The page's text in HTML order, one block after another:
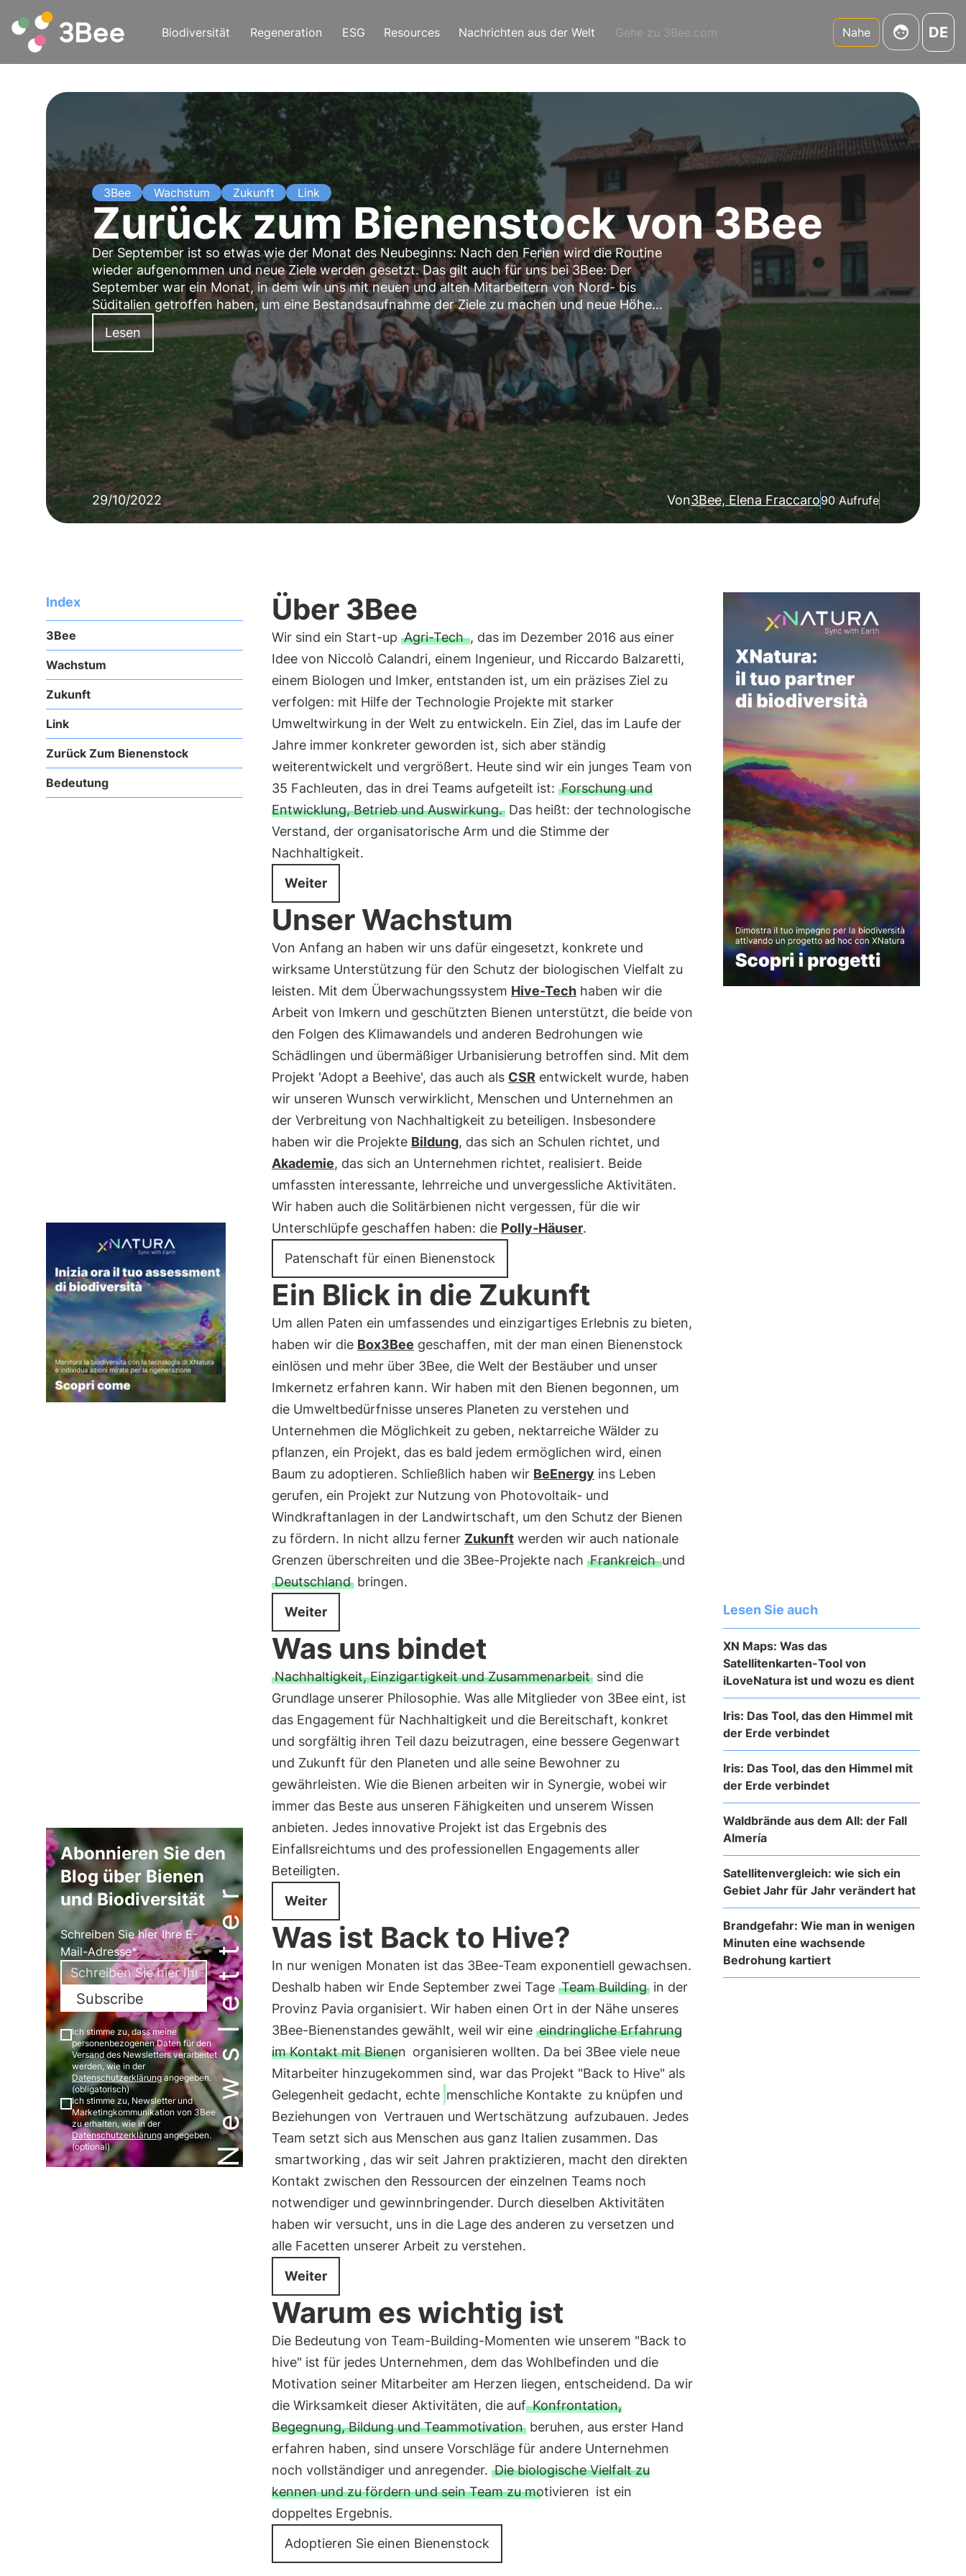
Biodiversität Regeneration ESG Resources Nachrichten aus der Welt Gehe zu 3Bee.com Nahe DE
3Bee Wachstum Zukunft Link
Zurück zum Bienenstock von 3Bee
Der September ist so etwas wie der Monat des Neubeginns: Nach den Ferien wird die Routine
wieder aufgenommen und neue Ziele werden gesetzt. Das gilt auch für uns bei 3Bee: Der
September war ein Monat, in dem wir uns mit neuen und alten Mitarbeitern von Nord- bis
Süditalien getroffen haben, um eine Bestandsaufnahme der Ziele zu machen und neue Höhen
zu erklimmen.
Lesen
29/10/2022 Von3Bee, Elena Fraccaro90 Aufrufe
Index
3Bee
Wachstum
Zukunft
Link
Zurück Zum Bienenstock
Bedeutung
Newsletter
Abonnieren Sie den
Blog über Bienen
und Biodiversität
Schreiben Sie hier Ihre E-
Mail-Adresse*
Subscribe
Ich stimme zu, dass meine
personenbezogenen Daten für den
Versand des Newsletters verarbeitet
werden, wie in der
Datenschutzerklärungangegeben.
(obligatorisch)
Ich stimme zu, Newsletter und
Marketingkommunikation von 3Bee
zu erhalten, wie in der
Datenschutzerklärung angegeben.
(optional)
Über 3Bee
Wir sind ein Start-up Agri-Tech, das im Dezember 2016 aus einer
Idee von Niccolò Calandri, einem Ingenieur, und Riccardo Balzaretti,
einem Biologen und Imker, entstanden ist, um ein präzises Ziel zu
verfolgen: mit Hilfe der Technologie Projekte mit starker
Umweltwirkung in der Welt zu entwickeln. Ein Ziel, das im Laufe der
Jahre immer konkreter geworden ist, sich aber ständig
weiterentwickelt und vergrößert. Heute sind wir ein junges Team von
35 Fachleuten, das in drei Teams aufgeteilt ist: Forschung und
Entwicklung, Betrieb und Auswirkung.Das heißt: der technologische
Verstand, der organisatorische Arm und die Stimme der
Nachhaltigkeit.
Weiter
Unser Wachstum
Von Anfang an haben wir uns dafür eingesetzt, konkrete und
wirksame Unterstützung für den Schutz der biologischen Vielfalt zu
leisten. Mit dem Überwachungssystem Hive-Techhaben wir die
Arbeit von Imkern und geschützten Bienen unterstützt, die beide von
den Folgen des Klimawandels und anderen Bedrohungen wie
Schädlingen und übermäßiger Urbanisierung betroffen sind. Mit dem
Projekt 'Adopt a Beehive', das auch als CSR entwickelt wurde, haben
wir unseren Wunsch verwirklicht, Menschen und Unternehmen an
der Verbreitung von Nachhaltigkeit zu beteiligen. Insbesondere
haben wir die Projekte Bildung, das sich an Schulen richtet, und
Akademie, das sich an Unternehmen richtet, realisiert. Beide
umfassten interessante, lehrreiche und unvergessliche Aktivitäten.
Wir haben auch die Solitärbienen nicht vergessen, für die wir
Unterschlüpfe geschaffen haben: die Polly-Häuser.
Patenschaft für einen Bienenstock
Ein Blick in die Zukunft
Um allen Paten ein umfassendes und einzigartiges Erlebnis zu bieten,
haben wir die Box3Bee geschaffen, mit der man einen Bienenstock
einlösen und mehr über 3Bee, die Welt der Bestäuber und unser
Imkernetz erfahren kann. Wir haben mit den Bienen begonnen, um
die Umweltbedürfnisse unseres Planeten zu verstehen und
Unternehmen die Möglichkeit zu geben, nektarreiche Wälder zu
pflanzen, ein Projekt, das es bald jedem ermöglichen wird, einen
Baum zu adoptieren. Schließlich haben wir BeEnergy ins Leben
gerufen, ein Projekt zur Nutzung von Photovoltaik- und
Windkraftanlagen in der Landwirtschaft, um den Schutz der Bienen
zu fördern. In nicht allzu ferner Zukunftwerden wir auch nationale
Grenzen überschreiten und die 3Bee-Projekte nach Frankreichund
Deutschlandbringen.
Weiter
Was uns bindet
Nachhaltigkeit, Einzigartigkeit und Zusammenarbeitsind die
Grundlage unserer Philosophie. Was alle Mitglieder von 3Bee eint, ist
das Engagement für Nachhaltigkeit und die Bereitschaft, konkret
und sorgfältig ihren Teil dazu beizutragen, eine bessere Gegenwart
und Zukunft für den Planeten und alle seine Bewohner zu
gewährleisten. Wie die Bienen arbeiten wir in Synergie, wobei wir
immer das Beste aus unseren Fähigkeiten und unserem Wissen
anbieten. Jedes innovative Projekt ist das Ergebnis des
Einfallsreichtums und des professionellen Engagements aller
Beteiligten.
Weiter
Was ist Back to Hive?
In nur wenigen Monaten ist das 3Bee-Team exponentiell gewachsen.
Deshalb haben wir Ende September zwei Tage Team Buildingin der
Provinz Pavia organisiert. Wir haben einen Ort in der Nähe unseres
3Bee-Bienenstandes gewählt, weil wir eine eindringliche Erfahrung
im Kontakt mit Bienen organisieren wollten. Da bei 3Bee viele neue
Mitarbeiter hinzugekommen sind, war das Projekt "Back to Hive" als
Gelegenheit gedacht, echte menschliche Kontakte zu knüpfen und
Beziehungen von Vertrauen und Wertschätzung aufzubauen. Jedes
Team setzt sich aus Menschen aus ganz Italien zusammen. Das
smartworking , das wir seit Jahren praktizieren, macht den direkten
Kontakt zwischen den Ressourcen der einzelnen Teams noch
notwendiger und gewinnbringender. Durch dieselben Aktivitäten
haben wir versucht, uns in die Lage des anderen zu versetzen und
alle Facetten unserer Arbeit zu verstehen.
Weiter
Warum es wichtig ist
Die Bedeutung von Team-Building-Momenten wie unserem "Back to
hive" ist für jedes Unternehmen, dem das Wohlbefinden und die
Motivation seiner Mitarbeiter am Herzen liegen, entscheidend. Da wir
die Wirksamkeit dieser Aktivitäten, die auf Konfrontation,
Begegnung, Bildung und Teammotivationberuhen, aus erster Hand
erfahren haben, sind unsere Vorschläge für andere Unternehmen
noch vollständiger und anregender. Die biologische Vielfalt zu
kennen und zu fördern und sein Team zu motivieren ist ein
doppeltes Ergebnis.
Adoptieren Sie einen Bienenstock
Lesen Sie auch
XN Maps: Was das
Satellitenkarten-Tool von
iLoveNatura ist und wozu es dient
Iris: Das Tool, das den Himmel mit
der Erde verbindet
Iris: Das Tool, das den Himmel mit
der Erde verbindet
Waldbrände aus dem All: der Fall
Almería
Satellitenvergleich: wie sich ein
Gebiet Jahr für Jahr verändert hat
Brandgefahr: Wie man in wenigen
Minuten eine wachsende
Bedrohung kartiert